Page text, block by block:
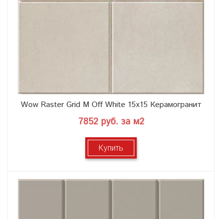
Wow Raster Grid M Off White 15x15 Керамогранит
7852 руб. за м2
Купить